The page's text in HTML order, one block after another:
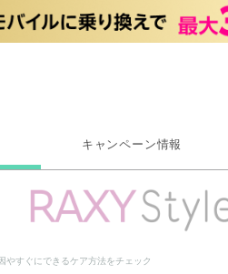
キャンペーン情報
やすぐにできるケア方法をチェック